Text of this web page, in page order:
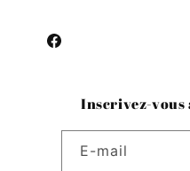
Facebook
Inscrivez-vous
E-mail